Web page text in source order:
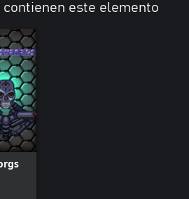
contienen este elemento